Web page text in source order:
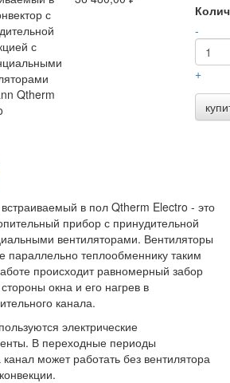
с
с
Qtherm
-
+
в пол Qtherm Electro - это
прибор с принудительной
вентиляторами. Вентиляторы
параллельно теплообменнику таким
происходит равномерный забор
окна и его нагрев в
канала.
электрические
В переходные периоды
канал может работать без вентилятора